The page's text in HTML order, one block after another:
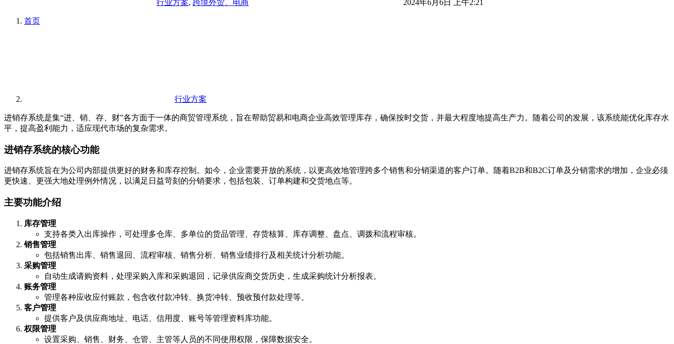
行业方案, 跨境外贸、电商 2024年6月6日 上午2:21
首页
行业方案
进销存系统是集“进、销、存、财”各方面于一体的商贸管理系统，旨在帮助贸易和电商企业高效管理库存，确保按时交货，并最大程度地提高生产力。随着公司的发展，该系统能优化库存水
平，提高盈利能力，适应现代市场的复杂需求。
进销存系统的核心功能
进销存系统旨在为公司内部提供更好的财务和库存控制。如今，企业需要开放的系统，以更高效地管理跨多个销售和分销渠道的客户订单。随着B2B和B2C订单及分销需求的增加，企业必须
更快速、更强大地处理例外情况，以满足日益苛刻的分销要求，包括包装、订单构建和交货地点等。
主要功能介绍
库存管理
支持各类入出库操作，可处理多仓库、多单位的货品管理、存货核算、库存调整、盘点、调拨和流程审核。
销售管理
包括销售出库、销售退回、流程审核、销售分析、销售业绩排行及相关统计分析功能。
采购管理
自动生成请购资料，处理采购入库和采购退回，记录供应商交货历史，生成采购统计分析报表。
账务管理
管理各种应收应付账款，包含收付款冲转、换货冲转、预收预付款处理等。
客户管理
提供客户及供应商地址、电话、信用度、账号等管理资料库功能。
权限管理
设置采购、销售、财务、仓管、主管等人员的不同使用权限，保障数据安全。